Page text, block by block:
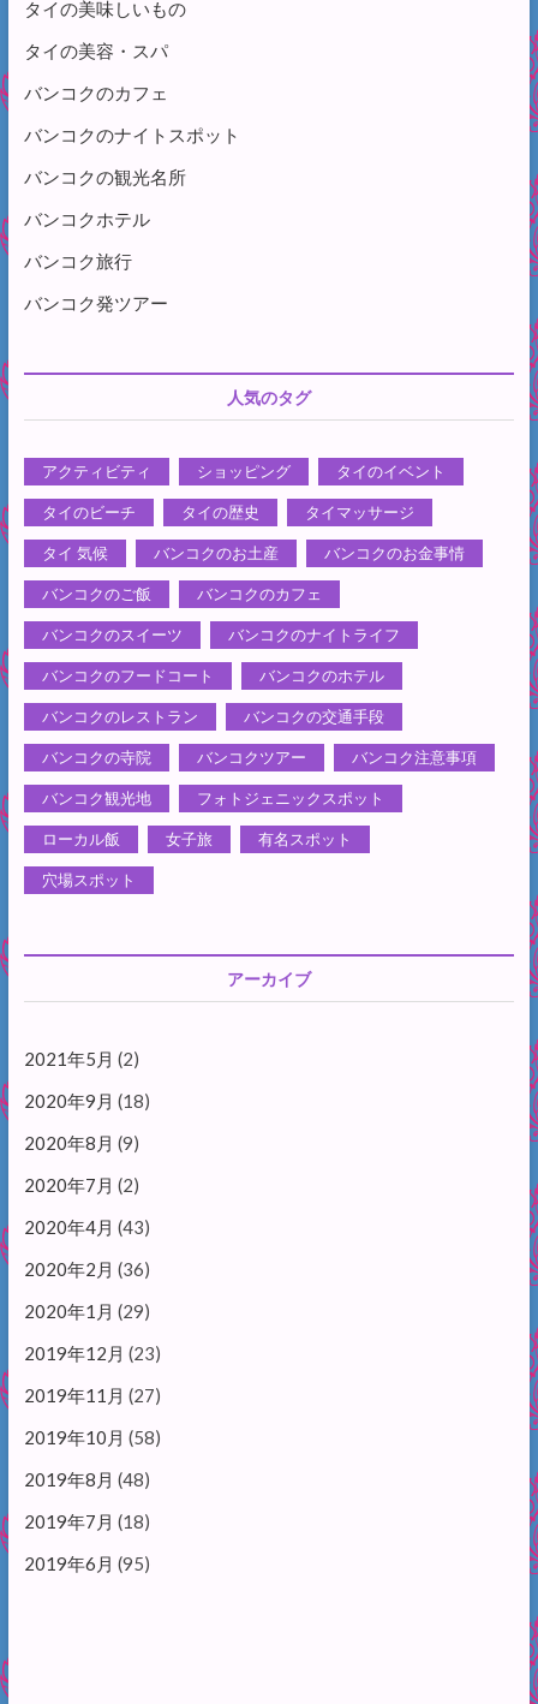
タイの美味しいもの
タイの美容・スパ
バンコクのカフェ
バンコクのナイトスポット
バンコクの観光名所
バンコクホテル
バンコク旅行
バンコク発ツアー
人気のタグ
アクティビティ ショッピング タイのイベント
タイのビーチ タイの歴史 タイマッサージ
タイ 気候 バンコクのお土産 バンコクのお金事情
バンコクのご飯 バンコクのカフェ
バンコクのスイーツ バンコクのナイトライフ
バンコクのフードコート バンコクのホテル
バンコクのレストラン バンコクの交通手段
バンコクの寺院 バンコクツアー バンコク注意事項
バンコク観光地 フォトジェニックスポット
ローカル飯 女子旅 有名スポット
穴場スポット
アーカイブ
2021年5月 (2)
2020年9月 (18)
2020年8月 (9)
2020年7月 (2)
2020年4月 (43)
2020年2月 (36)
2020年1月 (29)
2019年12月 (23)
2019年11月 (27)
2019年10月 (58)
2019年8月 (48)
2019年7月 (18)
2019年6月 (95)